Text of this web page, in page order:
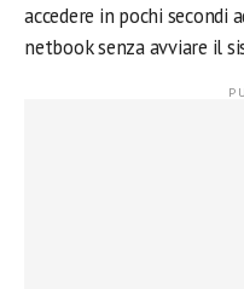
accedere in pochi
netbook senza avviare il